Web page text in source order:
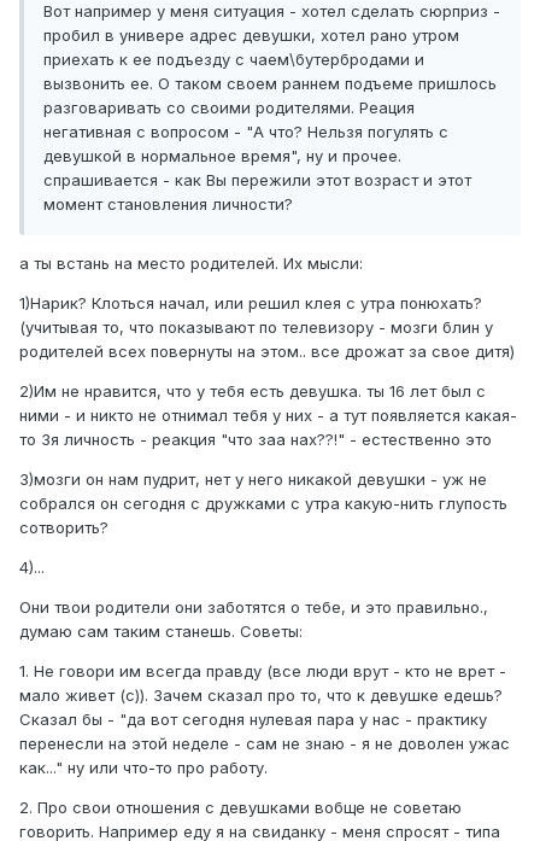
Вот например у меня ситуация - хотел сделать сюрприз -
пробил в универе адрес девушки, хотел рано утром
приехать к ее подъезду с чаем\бутербродами и
вызвонить ее. О таком своем раннем подъеме пришлось
разговаривать со своими родителями. Реация
негативная с вопросом - "А что? Нельзя погулять с
девушкой в нормальное время", ну и прочее.
спрашивается - как Вы пережили этот возраст и этот
момент становления личности?
а ты встань на место родителей. Их мысли:
1)Нарик? Клоться начал, или решил клея с утра понюхать?
(учитывая то, что показывают по телевизору - мозги блин у
родителей всех повернуты на этом.. все дрожат за свое дитя)
2)Им не нравится, что у тебя есть девушка. ты 16 лет был с
ними - и никто не отнимал тебя у них - а тут появляется какая-
то 3я личность - реакция "что заа нах??!" - естественно это
3)мозги он нам пудрит, нет у него никакой девушки - уж не
собрался он сегодня с дружками с утра какую-нить глупость
сотворить?
4)...
Они твои родители они заботятся о тебе, и это правильно.,
думаю сам таким станешь. Советы:
1. Не говори им всегда правду (все люди врут - кто не врет -
мало живет (с)). Зачем сказал про то, что к девушке едешь?
Сказал бы - "да вот сегодня нулевая пара у нас - практику
перенесли на этой неделе - сам не знаю - я не доволен ужас
как..." ну или что-то про работу.
2. Про свои отношения с девушками вобще не советаю
говорить. Например еду я на свиданку - меня спросят - типа